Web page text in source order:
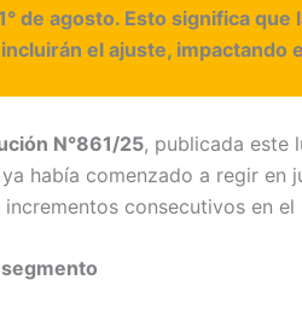
de agosto. Esto significa que
el ajuste, impactando
N°861/25, publicada este
había comenzado a regir en
consecutivos en